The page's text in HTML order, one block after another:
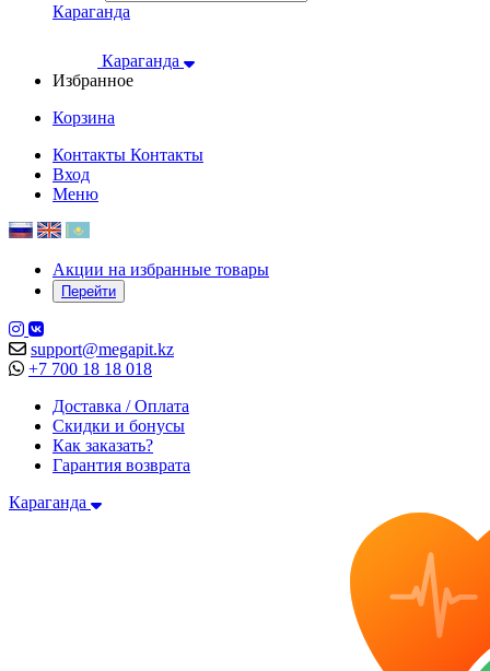
Караганда
Караганда
Избранное
Корзина
Контакты Контакты
Вход
Меню
Акции на избранные товары
Перейти
support@megapit.kz
+7 700 18 18 018
Доставка / Оплата
Скидки и бонусы
Как заказать?
Гарантия возврата
Караганда